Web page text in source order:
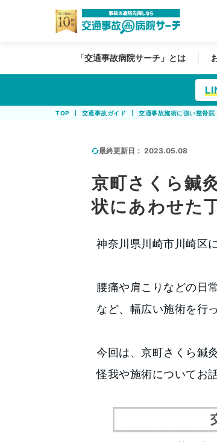
「交通事故病院サーチ」とは
TOP 交通事故ガイド 交通事故施術に強い整骨院
最終更新日： 2023.05.08
京町さくら鍼
状にあわせた
神奈川県川崎市川崎区
腰痛や肩こりなどの日
など、幅広い施術を行
今回は、京町さくら鍼
怪我や施術についてお